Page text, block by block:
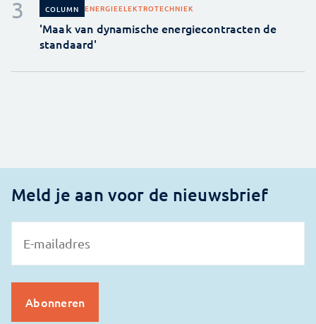
COLUMN ENERGIEELEKTROTECHNIEK
'Maak van dynamische energiecontracten de
standaard'
Meld je aan voor de nieuwsbrief